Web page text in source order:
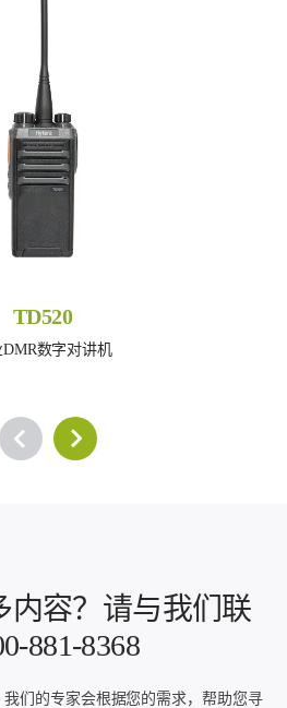
TD520
DMR数字对讲机
内容？请与我们联
881-8368
们的专家会根据您的需求，帮助您寻